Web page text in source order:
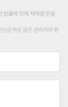
법률에 의해 제재를 받을
공격성 글은 관리자의 판